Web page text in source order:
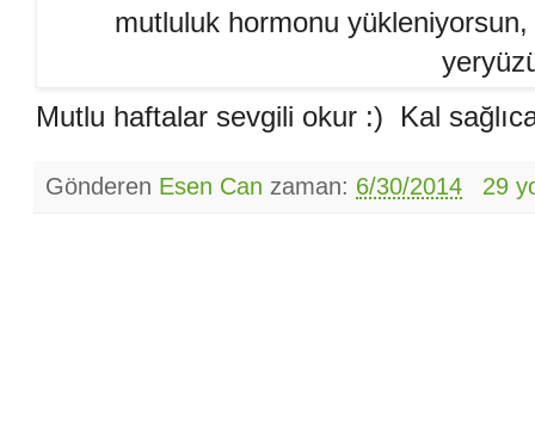
mutluluk hormonu
Mutlu haftalar sevgili okur :) Kal
Gönderen Esen Can zaman: 6/30/2014 29